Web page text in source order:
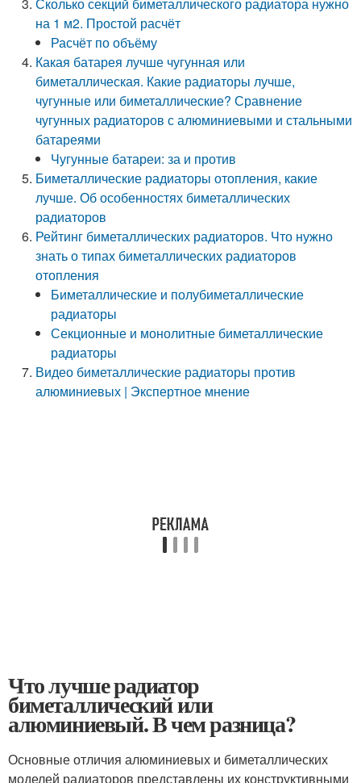
на 1 м2. Простой расчёт
Расчёт по объёму
Какая батарея лучше чугунная или
биметаллическая. Какие радиаторы лучше,
чугунные или биметаллические? Сравнение
чугунных радиаторов с алюминиевыми и стальными
батареями
Чугунные батареи: за и против
Биметаллические радиаторы отопления, какие
лучше. Об особенностях биметаллических
радиаторов
Рейтинг биметаллических радиаторов. Что нужно
знать о типах биметаллических радиаторов
отопления
Биметаллические и полубиметаллические
радиаторы
Секционные и монолитные биметаллические
радиаторы
Видео биметаллические радиаторы против
алюминиевых | Экспертное мнение
Что лучше радиатор
биметаллический или
алюминиевый. В чем разница?
Основные отличия алюминиевых и биметаллических
моделей радиаторов представлены их конструктивными